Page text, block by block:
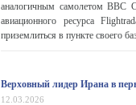
аналогичным самолетом ВВС
авиационного ресурса
приземлиться в пункте своего
Верховный лидер Ирана в
12.03.2026